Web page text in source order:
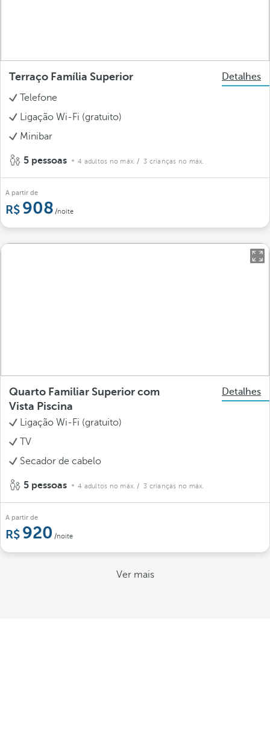
Terraço Família Superior
Detalhes
Telefone
Ligação Wi-Fi (gratuito)
Minibar
5 pessoas 4 adultos no máx. / 3 crianças no máx.
A partir de
908 /noite
Quarto Familiar Superior com
Vista Piscina
Detalhes
Ligação Wi-Fi (gratuito)
TV
Secador de cabelo
5 pessoas 4 adultos no máx. / 3 crianças no máx.
A partir de
920 /noite
Ver mais